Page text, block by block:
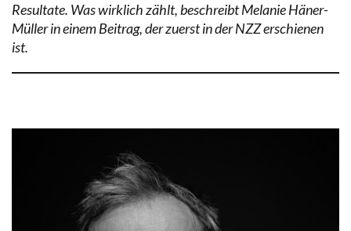
Resultate. Was wirklich zählt, beschreibt Melanie Häner-
Müller in einem Beitrag, der zuerst in der NZZ erschienen
ist.